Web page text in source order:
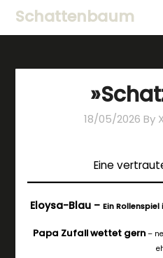
Schattenbaum
18/05/2026 By
Eine
Eloysa-Blau –Ein
Papa Zufall wettet gern –